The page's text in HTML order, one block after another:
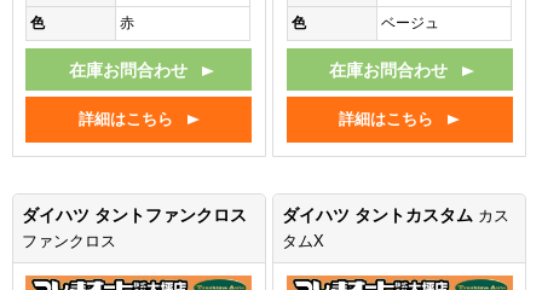
色
赤
在庫お問合わせ
詳細はこちら
色
ベージュ
在庫お問合わせ
詳細はこちら
ダイハツ タントファンクロス
ファンクロス
ダイハツ タントカスタム カス
タムX